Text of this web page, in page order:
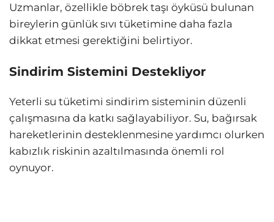
Uzmanlar, özellikle böbrek taşı öyküsü bulunan
bireylerin günlük sıvı tüketimine daha fazla
dikkat etmesi gerektiğini belirtiyor.
Sindirim Sistemini Destekliyor
Yeterli su tüketimi sindirim sisteminin düzenli
çalışmasına da katkı sağlayabiliyor. Su, bağırsak
hareketlerinin desteklenmesine yardımcı olurken
kabızlık riskinin azaltılmasında önemli rol
oynuyor.